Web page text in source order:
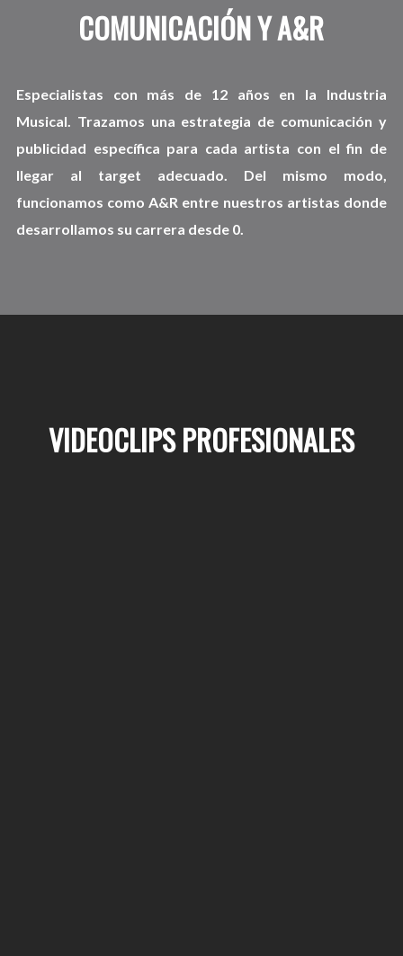
COMUNICACIÓN Y A&R
Especialistas con más de 12 años en la Industria
Musical. Trazamos una estrategia de comunicación y
publicidad específica para cada artista con el fin de
llegar al target adecuado. Del mismo modo,
funcionamos como A&R entre nuestros artistas donde
desarrollamos su carrera desde 0.
VIDEOCLIPS PROFESIONALES